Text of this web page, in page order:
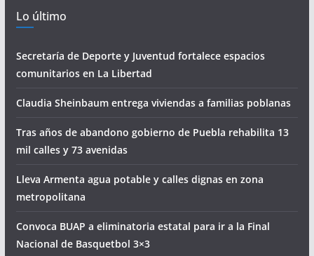
Lo último
Secretaría de Deporte y Juventud fortalece espacios
comunitarios en La Libertad
Claudia Sheinbaum entrega viviendas a familias poblanas
Tras años de abandono gobierno de Puebla rehabilita 13
mil calles y 73 avenidas
Lleva Armenta agua potable y calles dignas en zona
metropolitana
Convoca BUAP a eliminatoria estatal para ir a la Final
Nacional de Basquetbol 3×3